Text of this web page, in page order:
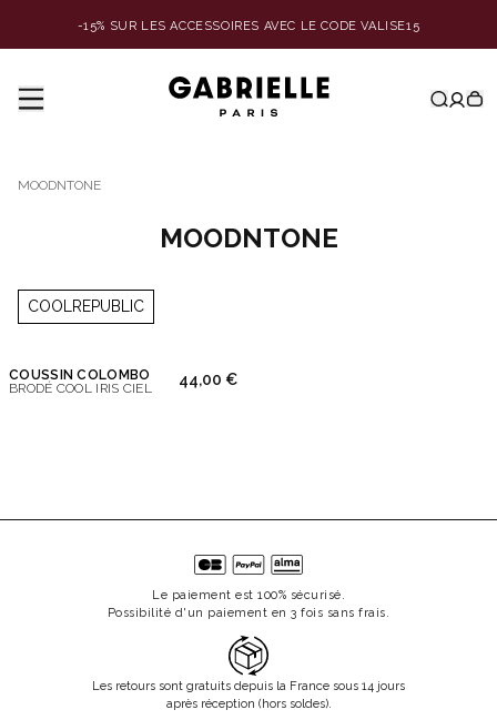
-15% SUR LES ACCESSOIRES AVEC LE CODE VALISE15
MOODNTONE
MOODNTONE
COOLREPUBLIC
COUSSIN COLOMBO
BRODÉ COOL IRIS CIEL
44,00 €
Le paiement est 100% sécurisé.
Possibilité d'un paiement en 3 fois sans frais.
Les retours sont gratuits depuis la France sous 14 jours
après réception (hors soldes).